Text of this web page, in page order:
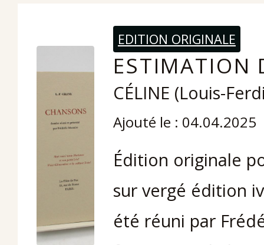
EDITION ORIGINALE
ESTIMATION
CÉLINE (Louis-
Ajouté le : 04.04.2025
Édition originale
sur vergé édition
été réuni par